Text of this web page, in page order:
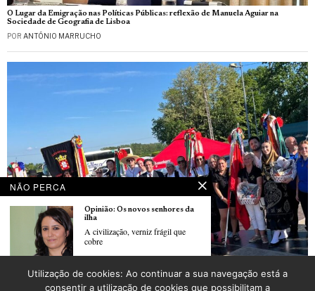
O Lugar da Emigração nas Políticas Públicas: reflexão de Manuela Aguiar na
Sociedade de Geografia de Lisboa
POR ANTÓNIO MARRUCHO
Festival de folclore português em Oberhausbergen organizado pela Associação
folclórica portuguesa “Saudades de Portugal” de Strasbourg
NÃO PERCA
Opinião: Os novos senhores da
ilha
A civilização, verniz frágil que
cobre
Opinião: LusoJornal – voz,
Utilização de cookies: Ao continuar a sua navegação está a
consentir a utilização de cookies que possibilitam a